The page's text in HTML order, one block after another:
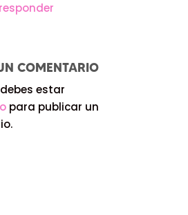
responder
COMENTARIO
estar
para publicar un